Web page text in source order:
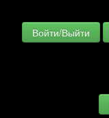
Войти/Выйти